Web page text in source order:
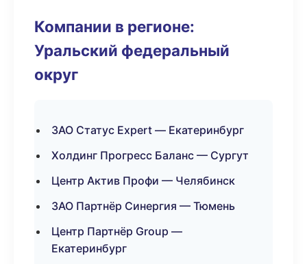
Компании в регионе:
Уральский федеральный
округ
ЗАО Статус Expert — Екатеринбург
Холдинг Прогресс Баланс — Сургут
Центр Актив Профи — Челябинск
ЗАО Партнёр Синергия — Тюмень
Центр Партнёр Group —
Екатеринбург